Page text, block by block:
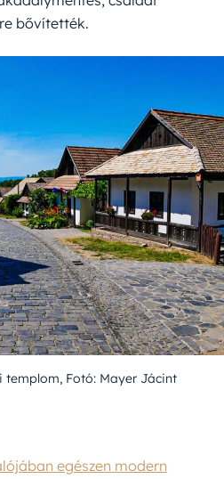
bővítették.
templom, Fotó: Mayer Jácint
egészen modern